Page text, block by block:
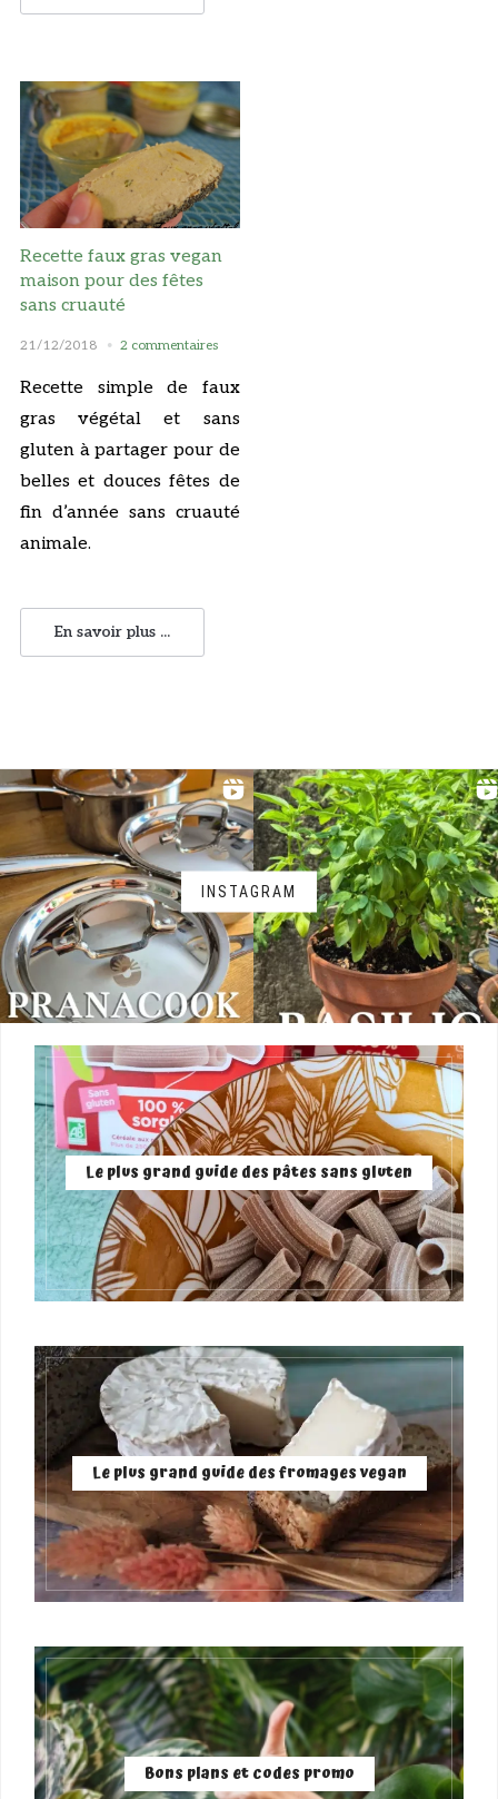
Recette faux gras vegan
maison pour des fêtes
sans cruauté
21/12/2018 2 commentaires
Recette simple de faux
gras végétal et sans
gluten à partager pour de
belles et douces fêtes de
fin d’année sans cruauté
animale.
En savoir plus ...
INSTAGRAM
Le plus grand guide des pâtes sans gluten
Le plus grand guide des fromages vegan
Bons plans et codes promo